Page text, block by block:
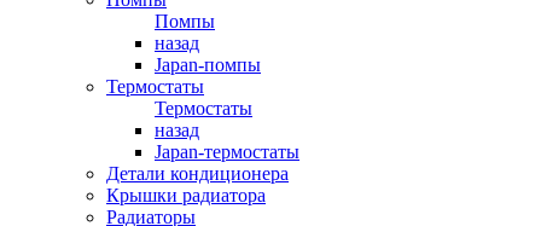
Помпы
назад
Japan-помпы
Термостаты
Термостаты
назад
Japan-термостаты
Детали кондиционера
Крышки радиатора
Радиаторы